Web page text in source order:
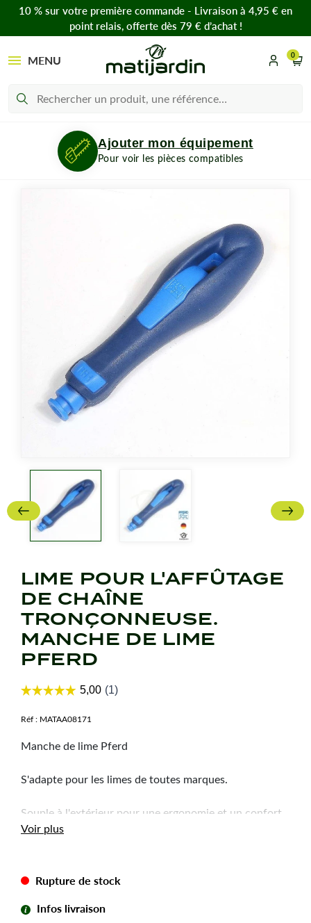
10 % sur votre première commande - Livraison à 4,95 € en
point relais, offerte dès 79 € d’achat !
MENU 0
Ajouter mon équipement
Pour voir les pièces compatibles
LIME POUR L'AFFÛTAGE
DE CHAÎNE
TRONÇONNEUSE.
MANCHE DE LIME
PFERD
Réf : MATAA08171
Manche de lime Pferd
S'adapte pour les limes de toutes marques.
Souple à l'extérieur pour une ergonomie et un confort
parfait et dur à l'intérieur pour une résistance à toutes
Voir plus
Rupture de stock
Infos livraison